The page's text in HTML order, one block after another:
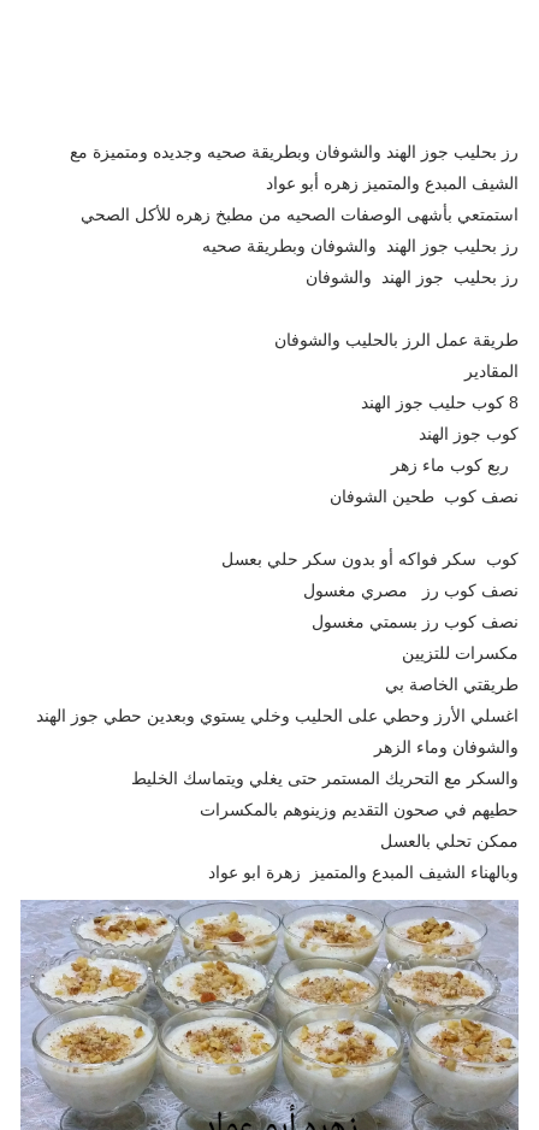
رز بحليب جوز الهند والشوفان وبطريقة صحيه وجديده ومتميزة مع
الشيف المبدع والمتميز زهره أبو عواد
استمتعي بأشهى الوصفات الصحيه من مطبخ زهره للأكل الصحي
رز بحليب جوز الهند والشوفان وبطريقة صحيه
رز بحليب جوز الهند والشوفان
طريقة عمل الرز بالحليب والشوفان
المقادير
8 كوب حليب جوز الهند
كوب جوز الهند
ربع كوب ماء زهر
نصف كوب طحين الشوفان
كوب سكر فواكه أو بدون سكر حلي بعسل
نصف كوب رز مصري مغسول
نصف كوب رز بسمتي مغسول
مكسرات للتزيين
طريقتي الخاصة بي
اغسلي الأرز وحطي على الحليب وخلي يستوي وبعدين حطي جوز الهند
والشوفان وماء الزهر
والسكر مع التحريك المستمر حتى يغلي ويتماسك الخليط
حطيهم في صحون التقديم وزينوهم بالمكسرات
ممكن تحلي بالعسل
وبالهناء الشيف المبدع والمتميز زهرة ابو عواد